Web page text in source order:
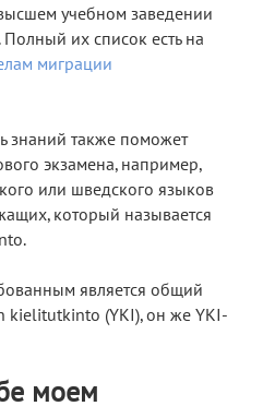
учебном заведении
их список есть на
миграции
знаний также поможет
экзамена, например,
или шведского языков
который называется
является общий
kielitutkinto (YKI), он же YKI-
моем